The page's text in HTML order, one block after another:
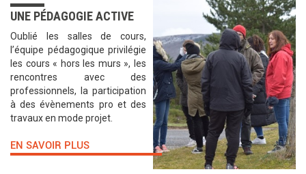
UNE PÉDAGOGIE ACTIVE
Oublié les salles de cours,
l’équipe pédagogique privilégie
les cours « hors les murs », les
rencontres avec des
professionnels, la participation
à des évènements pro et des
travaux en mode projet.
EN SAVOIR PLUS